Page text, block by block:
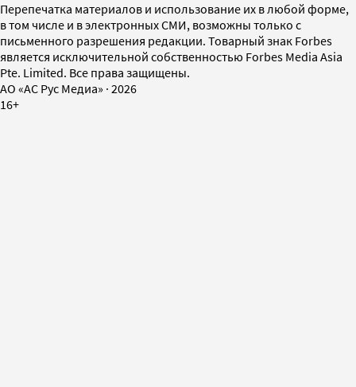
Перепечатка материалов и использование их в любой форме,
в том числе и в электронных СМИ, возможны только с
письменного разрешения редакции. Товарный знак Forbes
является исключительной собственностью Forbes Media Asia
Pte. Limited. Все права защищены.
AO «АС Рус Медиа» · 2026
16+